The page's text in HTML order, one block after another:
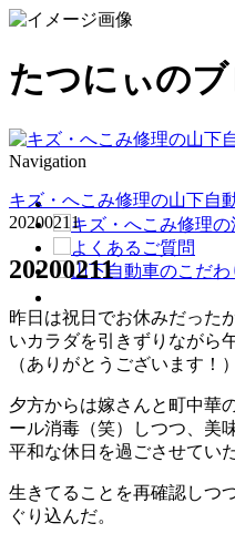
たつにぃの
Navigation
キズ・へこみ修理の山下自
20200211
20200211
昨日は祝日でお休みだった
いカラダを引きずりながら
（ありがとうございます！）
夕方からは嫁さんと町中華
ール消毒（笑）しつつ、美
平和な休日を過ごさせてい
生きてることを再確認しつ
ぐり込んだ。